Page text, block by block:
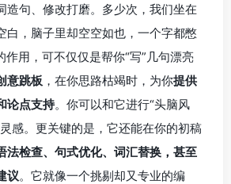
造句、修改打磨。多少次，我们坐在
白，脑子里却空空如也，一个字都憋
作用，可不仅仅是帮你“写”几句漂亮
意跳板 ，在你思路枯竭时，为你提供
论点支持。你可以和它进行“头脑风
感。更关键的是，它还能在你的初稿
法检查、句式优化、词汇替换，甚至
议。它就像一个挑剔却又专业的编